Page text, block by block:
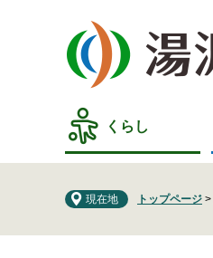
す
し
くらし
現在地 トップページ >